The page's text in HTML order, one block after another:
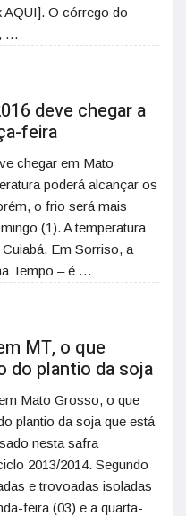
O córrego do
…
deve chegar a
feira
chegar em Mato
poderá alcançar os
o frio será mais
(1). A temperatura
Em Sorriso, a
Tempo – é …
MT, o que
do plantio da soja
Mato Grosso, o que
plantio da soja que está
nesta safra
2013/2014. Segundo
e trovoadas isoladas
feira (03) e a quarta-